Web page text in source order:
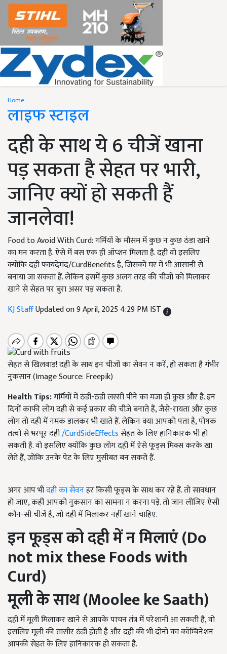
Home
लाइफ स्टाइल
दही के साथ ये 6 चीजें खाना
पड़ सकता है सेहत पर भारी,
जानिए क्यों हो सकती हैं
जानलेवा!
Food to Avoid With Curd: गर्मियों के मौसम में कुछ न कुछ ठंडा खाने
का मन करता है. ऐसे में बस एक ही ऑप्शन मिलता है. दही वो इसलिए
क्योंकि दही फायदेमंद/CurdBenefits है, जिसको घर में भी आसानी से
बनाया जा सकता हैं. लेकिन इसमें कुछ अलग तरह की चीजों को मिलाकर
खाने से सेहत पर बुरा असर पड़ सकता है.
KJ StaffUpdated on 9 April, 2025 4:29 PM IST
सेहत से खिलवाड़! दही के साथ इन चीजों का सेवन न करें, हो सकता है गंभीर
नुकसान (Image Source: Freepik)
Health Tips:गर्मियों में ठंडी-ठंडी लस्सी पीने का मजा ही कुछ और है. इन
दिनों काफी लोग दही से कई प्रकार की चीज़े बनाते हैं, जैसे-रायता और कुछ
लोग तो दही में नमक डालकर भी खाते हैं. लेकिन क्या आपको पता है, पोषक
तत्वों से भरपूर दही/CurdSideEffectsसेहत के लिए हानिकारक भी हो
सकती है. वो इसलिए क्योंकि कुछ लोग दही में ऐसे फूड्स मिक्स करके खा
लेते हैं, जोकि उनके पेट के लिए मुसीबत बन सकते हैं.
अगर आप भीदही का सेवनहर किसी फूड्स के साथ कर रहे हैं. तो सावधान
हो जाए, कहीं आपको नुकसान का सामना न करना पड़े. तो जान लीजिए ऐसी
कौन-सी चीजें हैं, जो दही में मिलाकर नहीं खाने चाहिए.
इन फूड्स को दही में न मिलाएं(Do
not mix these Foods with
Curd)
मूली के साथ (Moolee ke Saath)
दही में मूली मिलाकर खाने से आपके पाचन तंत्र में परेशानी आ सकती है, वो
इसलिए मूली की तासीर ठंडी होती है और दही की भी दोनों का कॉम्बिनेशन
आपकी सेहत के लिए हानिकारक हो सकता है.